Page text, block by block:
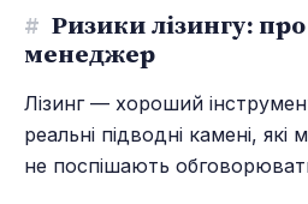
# Ризики лізингу:
менеджер
Лізинг — хороший
реальні підводні камені,
не поспішають